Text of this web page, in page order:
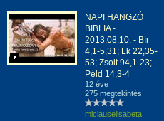
NAPI HANGZÓ
BIBLIA -
2013.08.10. - Bír
4,1-5,31; Lk 22,35-
53; Zsolt 94,1-23;
Péld 14,3-4
12 éve
275 megtekintés
miclauselisabeta